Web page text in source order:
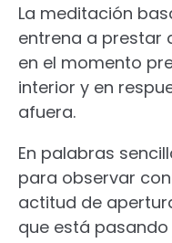
La meditación
entrena a prestar
en el momento
interior y en
afuera.
En palabras
para observar
actitud de
que está